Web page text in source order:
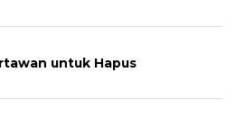
untuk Hapus